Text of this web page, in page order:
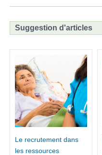
Suggestion d'articles
Le recrutement dans
les ressources